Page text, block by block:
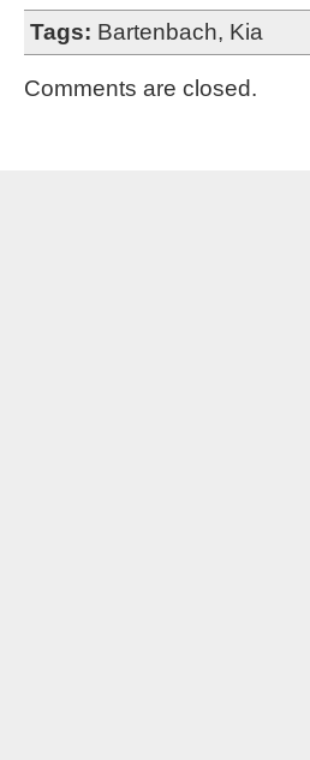
Tags: Bartenbach, Kia
Comments are closed.